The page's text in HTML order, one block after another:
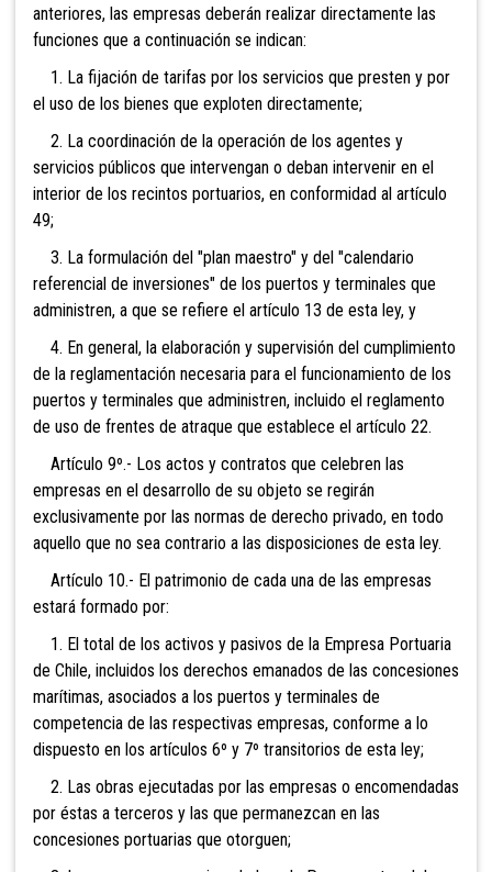
anteriores, las empresas deberán realizar directamente las
funciones que a continuación se indican:
1. La fijación de tarifas por los servicios que presten y por
el uso de los bienes que exploten directamente;
2. La coordinación de la operación de los agentes y
servicios públicos que intervengan o deban intervenir en el
interior de los recintos portuarios, en conformidad al artículo
49;
3. La formulación del "plan maestro" y del "calendario
referencial de inversiones" de los puertos y terminales que
administren, a que se refiere el artículo 13 de esta ley, y
4. En general, la elaboración y supervisión del cumplimiento
de la reglamentación necesaria para el funcionamiento de los
puertos y terminales que administren, incluido el reglamento
de uso de frentes de atraque que establece el artículo 22.
Artículo 9º.- Los actos y contratos que celebren las
empresas en el desarrollo de su objeto se regirán
exclusivamente por las normas de derecho privado, en todo
aquello que no sea contrario a las disposiciones de esta ley.
Artículo 10.- El patrimonio de cada una de las empresas
estará formado por:
1. El total de los activos y pasivos de la Empresa Portuaria
de Chile, incluidos los derechos emanados de las concesiones
marítimas, asociados a los puertos y terminales de
competencia de las respectivas empresas, conforme a lo
dispuesto en los artículos 6º y 7º transitorios de esta ley;
2. Las obras ejecutadas por las empresas o encomendadas
por éstas a terceros y las que permanezcan en las
concesiones portuarias que otorguen;